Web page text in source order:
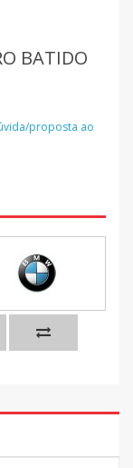
BATIDO
proposta ao